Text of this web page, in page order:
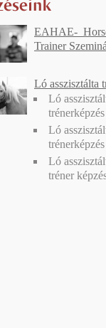
EAHAE-
Trainer
Ló asszisztálta
Ló
trénerképzés
Ló
trénerképzés
Ló
tréner